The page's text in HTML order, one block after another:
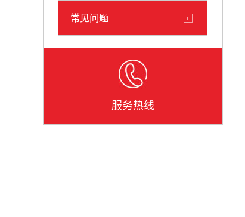
常见问题
服务热线